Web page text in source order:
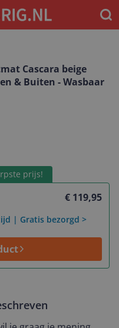
Cascara beige
& Buiten - Wasbaar
prijs!
€ 119,95
| Gratis bezorgd >